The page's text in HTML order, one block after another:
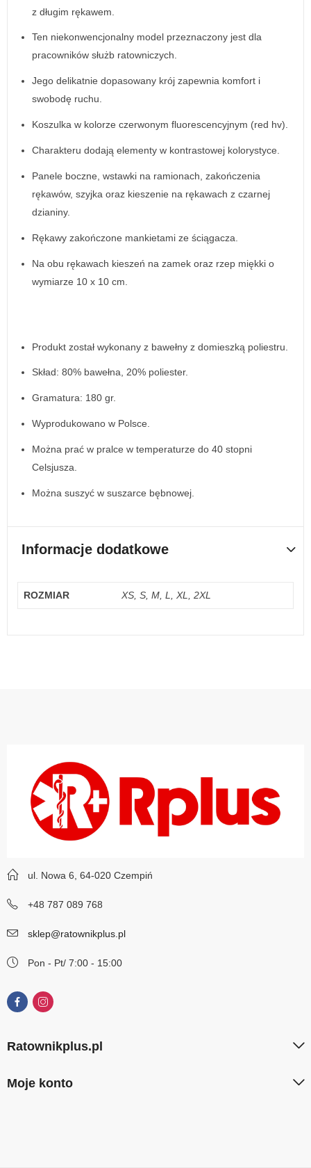
z długim rękawem.
Ten niekonwencjonalny model przeznaczony jest dla
pracowników służb ratowniczych.
Jego delikatnie dopasowany krój zapewnia komfort i
swobodę ruchu.
Koszulka w kolorze czerwonym fluorescencyjnym (red hv).
Charakteru dodają elementy w kontrastowej kolorystyce.
Panele boczne, wstawki na ramionach, zakończenia
rękawów, szyjka oraz kieszenie na rękawach z czarnej
dzianiny.
Rękawy zakończone mankietami ze ściągacza.
Na obu rękawach kieszeń na zamek oraz rzep miękki o
wymiarze 10 x 10 cm.
Produkt został wykonany z bawełny z domieszką poliestru.
Skład: 80% bawełna, 20% poliester.
Gramatura: 180 gr.
Wyprodukowano w Polsce.
Można prać w pralce w temperaturze do 40 stopni
Celsjusza.
Można suszyć w suszarce bębnowej.
Informacje dodatkowe
ROZMIAR XS, S, M, L, XL, 2XL
ul. Nowa 6, 64-020 Czempiń
+48 787 089 768
sklep@ratownikplus.pl
Pon - Pt/ 7:00 - 15:00
Ratownikplus.pl
Moje konto